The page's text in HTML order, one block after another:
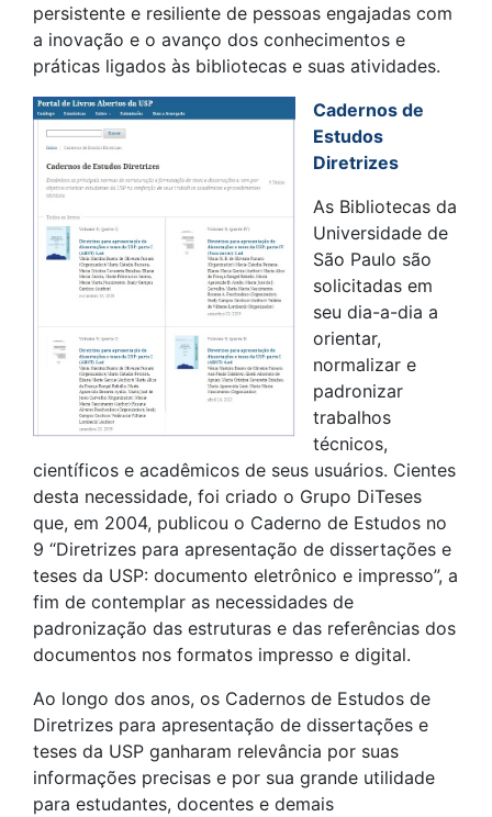
persistente e resiliente de pessoas engajadas com
a inovação e o avanço dos conhecimentos e
práticas ligados às bibliotecas e suas atividades.
Cadernos de
Estudos
Diretrizes
As Bibliotecas da
Universidade de
São Paulo são
solicitadas em
seu dia-a-dia a
orientar,
normalizar e
padronizar
trabalhos
técnicos,
científicos e acadêmicos de seus usuários. Cientes
desta necessidade, foi criado o Grupo DiTeses
que, em 2004, publicou o Caderno de Estudos no
9 “Diretrizes para apresentação de dissertações e
teses da USP: documento eletrônico e impresso”, a
fim de contemplar as necessidades de
padronização das estruturas e das referências dos
documentos nos formatos impresso e digital.
Ao longo dos anos, os Cadernos de Estudos de
Diretrizes para apresentação de dissertações e
teses da USP ganharam relevância por suas
informações precisas e por sua grande utilidade
para estudantes, docentes e demais